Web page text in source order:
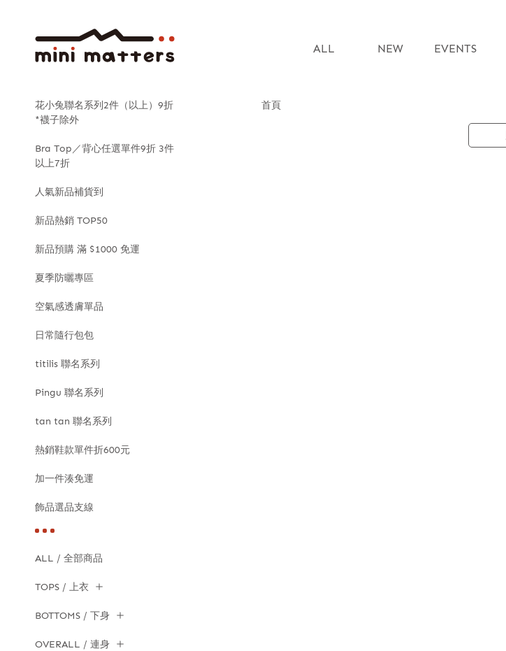
ALL NEW EVENTS
花小兔聯名系列2件（以上）9折
*襪子除外
Bra Top／背心任選單件9折 3件
以上7折
人氣新品補貨到
新品熱銷 TOP50
新品預購 滿 $1000 免運
夏季防曬專區
空氣感透膚單品
日常隨行包包
titilis 聯名系列
Pingu 聯名系列
tan tan 聯名系列
熱銷鞋款單件折600元
加一件湊免運
飾品選品支線
ALL / 全部商品
TOPS / 上衣
BOTTOMS / 下身
OVERALL / 連身
首頁